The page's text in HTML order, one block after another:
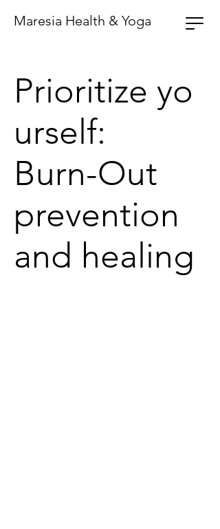
Maresia Health & Yoga
Prioritize yo
urself:
Burn-Out
prevention
and healing